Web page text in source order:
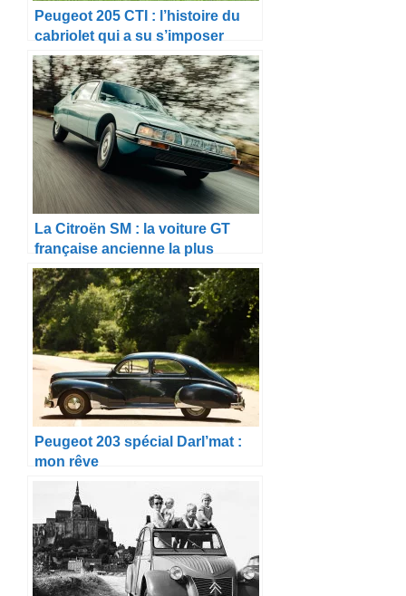
Peugeot 205 CTI : l’histoire du
cabriolet qui a su s’imposer
dans l’ombre de la GTI
La Citroën SM : la voiture GT
française ancienne la plus
mythique
Peugeot 203 spécial Darl’mat :
mon rêve